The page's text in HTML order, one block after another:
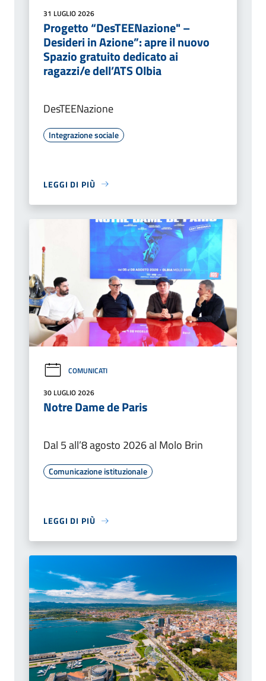
31 LUGLIO 2026
Progetto “DesTEENazione" –
Desideri in Azione”: apre il nuovo
Spazio gratuito dedicato ai
ragazzi/e dell’ATS Olbia
DesTEENazione
Integrazione sociale
LEGGI DI PIÙ
COMUNICATI
30 LUGLIO 2026
Notre Dame de Paris
Dal 5 all’8 agosto 2026 al Molo Brin
Comunicazione istituzionale
LEGGI DI PIÙ